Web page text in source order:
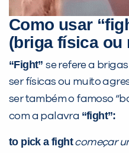
Como usar
(briga física ou
“Fight”se refere a
ser físicas ou muito
ser também o famoso
com a palavra “fight”:
to pick a fight começar